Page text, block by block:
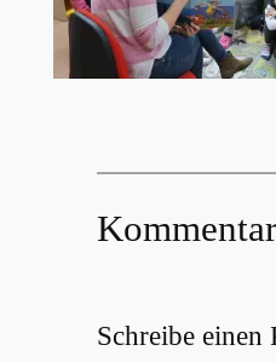
Schreibe einen